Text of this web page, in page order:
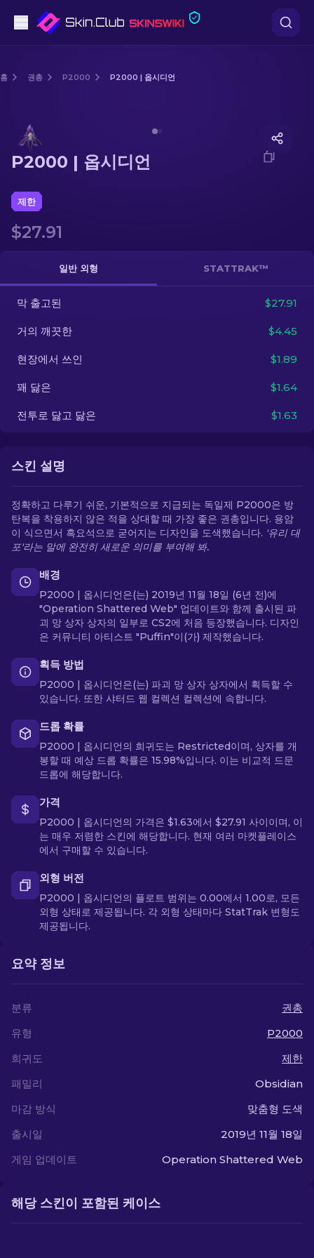
저격소총
장갑
케이스
기타
홈 권총 P2000 P2000 | 옵시디언
P2000 | 옵시디언
제한
$27.91
일반 외형 STATTRAK™
막 출고된 $27.91
거의 깨끗한 $4.45
현장에서 쓰인 $1.89
꽤 닳은 $1.64
전투로 닳고 닳은 $1.63
스킨 설명
정확하고 다루기 쉬운, 기본적으로 지급되는 독일제 P2000은 방
탄복을 착용하지 않은 적을 상대할 때 가장 좋은 권총입니다. 용암
이 식으면서 흑요석으로 굳어지는 디자인을 도색했습니다. '유리 대
포'라는 말에 완전히 새로운 의미를 부여해 봐.
배경
P2000 | 옵시디언은(는) 2019년 11월 18일 (6년 전)에
"Operation Shattered Web" 업데이트와 함께 출시된 파
괴 망 상자 상자의 일부로 CS2에 처음 등장했습니다. 디자인
은 커뮤니티 아티스트 "Puffin"이(가) 제작했습니다.
획득 방법
P2000 | 옵시디언은(는) 파괴 망 상자 상자에서 획득할 수
있습니다. 또한 샤터드 웹 컬렉션 컬렉션에 속합니다.
드롭 확률
P2000 | 옵시디언의 희귀도는 Restricted이며, 상자를 개
봉할 때 예상 드롭 확률은 15.98%입니다. 이는 비교적 드문
드롭에 해당합니다.
가격
P2000 | 옵시디언의 가격은 $1.63에서 $27.91 사이이며, 이
는 매우 저렴한 스킨에 해당합니다. 현재 여러 마켓플레이스
에서 구매할 수 있습니다.
외형 버전
P2000 | 옵시디언의 플로트 범위는 0.00에서 1.00로, 모든
외형 상태로 제공됩니다. 각 외형 상태마다 StatTrak 변형도
제공됩니다.
요약 정보
분류
권총
유형
P2000
희귀도
제한
패밀리
Obsidian
마감 방식
맞춤형 도색
출시일
2019년 11월 18일
게임 업데이트
Operation Shattered Web
해당 스킨이 포함된 케이스